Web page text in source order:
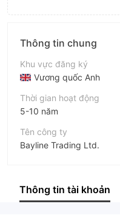
Thông tin chung
Khu vực đăng ký
Vương quốc Anh
Thời gian hoạt động
5-10 năm
Tên công ty
Bayline Trading Ltd.
Nhân viên doanh nghiệp
Thông tin tài khoản